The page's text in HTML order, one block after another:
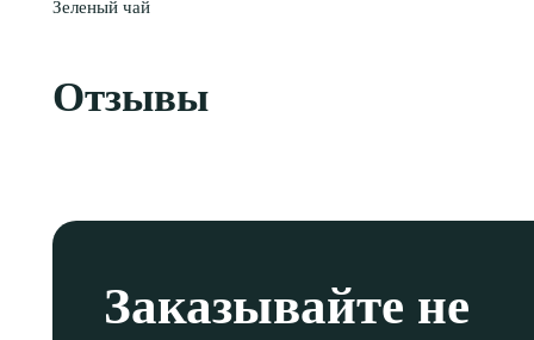
Зеленый чай
Отзывы
Заказывайте не